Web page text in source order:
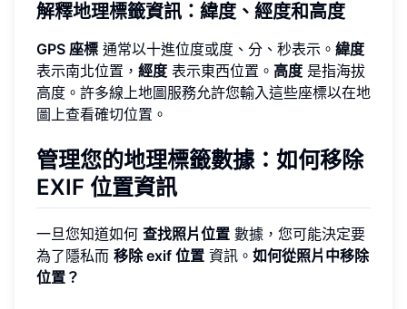
解釋地理標籤資訊：緯度、經度和高度
GPS 座標 通常以十進位度或度、分、秒表示。 緯度
表示南北位置， 經度 表示東西位置。 高度 是指海拔
高度。許多線上地圖服務允許您輸入這些座標以在地
圖上查看確切位置。
管理您的地理標籤數據：如何移除
EXIF 位置資訊
一旦您知道如何 查找照片位置 數據，您可能決定要
為了隱私而 移除 exif 位置 資訊。 如何從照片中移除
位置？